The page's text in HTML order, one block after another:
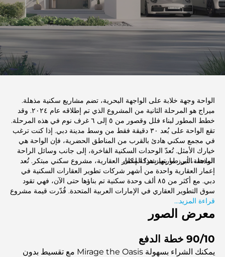
الواحة وجهة خلابة على الواجهة البحرية، تضم مشاريع سكنية مذهلة.
ميراج هو المرحلة الثانية من المشروع الذي تم إطلاقه عام ٢٠٢٤. وقد
خطط المطور لبناء فلل وقصور من ٥ إلى ٦ غرف نوم في هذه المرحلة.
تقع الواحة على بُعد ٣٠ دقيقة فقط من وسط مدينة دبي. إذا كنت ترغب
في مجمع سكني هادئ بالقرب من المناطق الحضرية، فإن الواحة هي
خيارك الأمثل. تُعدّ الوحدات السكنية الفاخرة، إلى جانب وسائل الراحة
المذهلة، أبرز ما يميز هذا المكان.
الواحة، التي طورتها شركة إعمار العقارية، مشروع سكني مبتكر. تُعد
إعمار العقارية واحدة من أشهر شركات تطوير العقارات السكنية في
دبي. مع أكثر من ٨٥ ألف وحدة سكنية تم بناؤها حتى الآن، فهي تقود
سوق التطوير العقاري في الإمارات العربية المتحدة. قُدّرت قيمة مشروع
وهذا ما يجعل الواحة واحدة من أكثر المشاريع السكنية المنتظرة في
قراءة المزيد...
معرض الصور
90/10 خطة الدفع
يمكنك الشراء بسهولة Mirage the Oasis مع تقسيط بدون